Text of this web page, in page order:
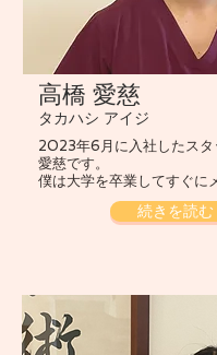
続きを読む
2023年6月に入社したス
愛慈です。
僕は大学を卒業してすぐに
高橋 愛慈
タカハシ アイジ